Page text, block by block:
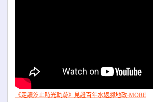
《走讀汐止時光軌跡》見證百年水返腳地政-MORE